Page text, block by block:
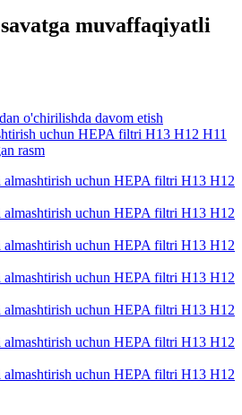
muvaffaqiyatli
o'chirilishda davom etish